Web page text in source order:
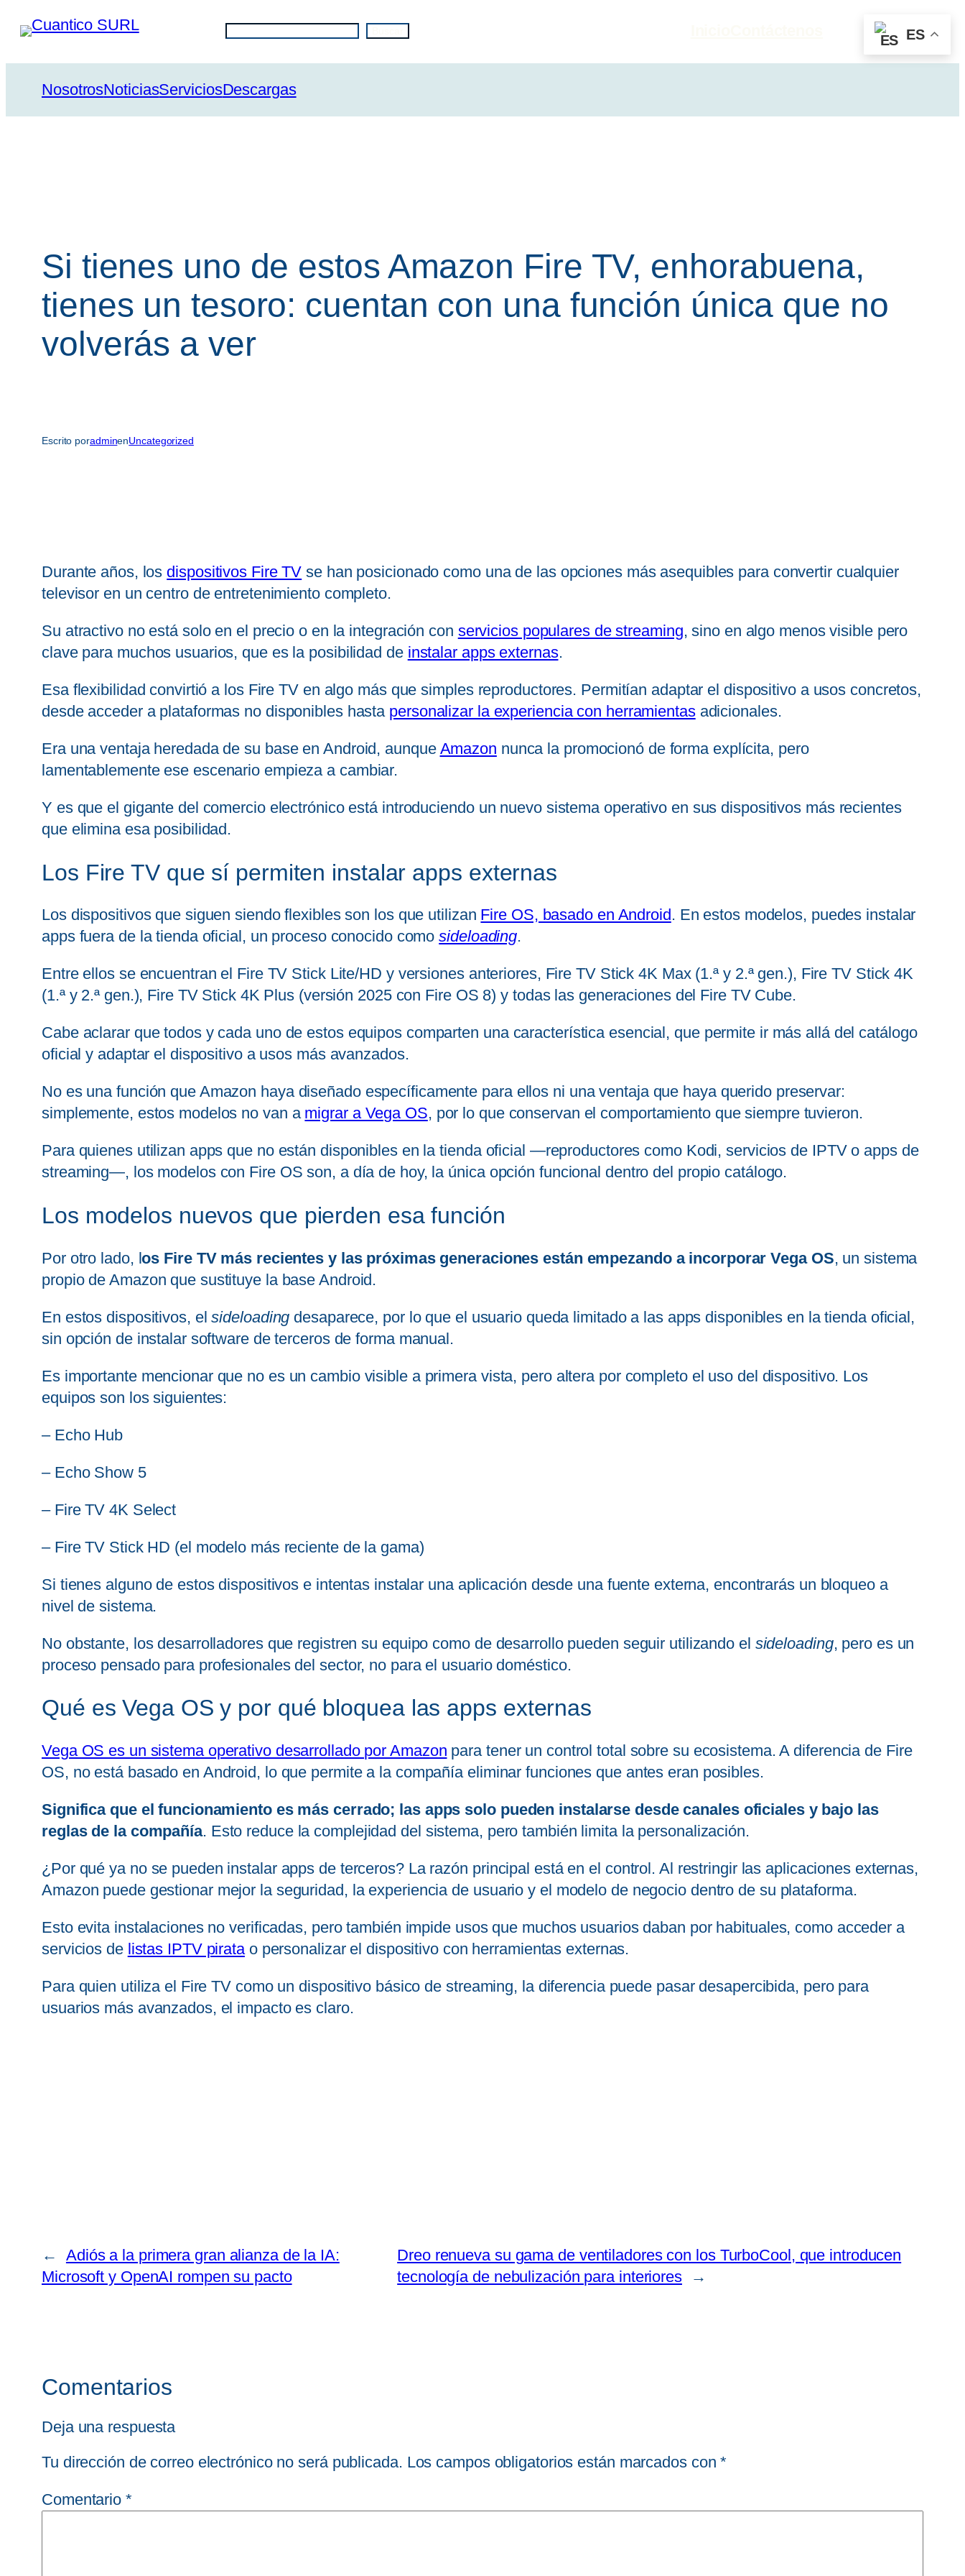
Saltar
contenido
Buscar
NosotrosNoticiasServiciosDescargas
Si tienes uno de estos Amazon Fire TV, enhorabuena,
tienes un tesoro: cuentan con una función única que no
volverás a ver
Escrito poradminenUncategorized
Durante años, los dispositivos Fire TV se han posicionado como una de las opciones más asequibles para convertir cualquier
televisor en un centro de entretenimiento completo.
Su atractivo no está solo en el precio o en la integración con servicios populares de streaming, sino en algo menos visible pero
clave para muchos usuarios, que es la posibilidad de instalar apps externas.
Esa flexibilidad convirtió a los Fire TV en algo más que simples reproductores. Permitían adaptar el dispositivo a usos concretos,
desde acceder a plataformas no disponibles hasta personalizar la experiencia con herramientasadicionales.
Era una ventaja heredada de su base en Android, aunque Amazon nunca la promocionó de forma explícita, pero
lamentablemente ese escenario empieza a cambiar.
Y es que el gigante del comercio electrónico está introduciendo un nuevo sistema operativo en sus dispositivos más recientes
que elimina esa posibilidad.
Los Fire TV que sí permiten instalar apps externas
Los dispositivos que siguen siendo flexibles son los que utilizan Fire OS, basado en Android . En estos modelos, puedes instalar
apps fuera de la tienda oficial, un proceso conocido comosideloading.
Entre ellos se encuentran el Fire TV Stick Lite/HD y versiones anteriores, Fire TV Stick 4K Max (1.ª y 2.ª gen.), Fire TV Stick 4K
(1.ª y 2.ª gen.), Fire TV Stick 4K Plus (versión 2025 con Fire OS 8) y todas las generaciones del Fire TV Cube.
Cabe aclarar que todos y cada uno de estos equipos comparten una característica esencial, que permite ir más allá del catálogo
oficial y adaptar el dispositivo a usos más avanzados.
No es una función que Amazon haya diseñado específicamente para ellos ni una ventaja que haya querido preservar:
simplemente, estos modelos no van a migrar a Vega OS, por lo que conservan el comportamiento que siempre tuvieron.
Para quienes utilizan apps que no están disponibles en la tienda oficial —reproductores como Kodi, servicios de IPTV o apps de
streaming—, los modelos con Fire OS son, a día de hoy, la única opción funcional dentro del propio catálogo.
Los modelos nuevos que pierden esa función
Por otro lado, los Fire TV más recientes y las próximas generaciones están empezando a incorporar Vega OS, un sistema
propio de Amazon que sustituye la base Android.
En estos dispositivos, elsideloading desaparece, por lo que el usuario queda limitado a las apps disponibles en la tienda oficial,
sin opción de instalar software de terceros de forma manual.
Es importante mencionar que no es un cambio visible a primera vista, pero altera por completo el uso del dispositivo. Los
equipos son los siguientes:
– Echo Hub
– Echo Show 5
– Fire TV 4K Select
– Fire TV Stick HD (el modelo más reciente de la gama)
Si tienes alguno de estos dispositivos e intentas instalar una aplicación desde una fuente externa, encontrarás un bloqueo a
nivel de sistema.
No obstante, los desarrolladores que registren su equipo como de desarrollo pueden seguir utilizando el sideloading, pero es un
proceso pensado para profesionales del sector, no para el usuario doméstico.
Qué es Vega OS y por qué bloquea las apps externas
Vega OS es un sistema operativo desarrollado por Amazon para tener un control total sobre su ecosistema. A diferencia de Fire
OS, no está basado en Android, lo que permite a la compañía eliminar funciones que antes eran posibles.
Significa que el funcionamiento es más cerrado; las apps solo pueden instalarse desde canales oficiales y bajo las
reglas de la compañía. Esto reduce la complejidad del sistema, pero también limita la personalización.
¿Por qué ya no se pueden instalar apps de terceros? La razón principal está en el control. Al restringir las aplicaciones externas,
Amazon puede gestionar mejor la seguridad, la experiencia de usuario y el modelo de negocio dentro de su plataforma.
Esto evita instalaciones no verificadas, pero también impide usos que muchos usuarios daban por habituales, como acceder a
servicios de listas IPTV piratao personalizar el dispositivo con herramientas externas.
Para quien utiliza el Fire TV como un dispositivo básico de streaming, la diferencia puede pasar desapercibida, pero para
usuarios más avanzados, el impacto es claro.
←
Adiós a la primera gran alianza de la IA:
Microsoft y OpenAI rompen su pacto
Dreo renueva su gama de ventiladores con los TurboCool, que introducen
tecnología de nebulización para interiores
→
Comentarios
Deja una respuesta
Tu dirección de correo electrónico no será publicada. Los campos obligatorios están marcados con*
Comentario *
ES